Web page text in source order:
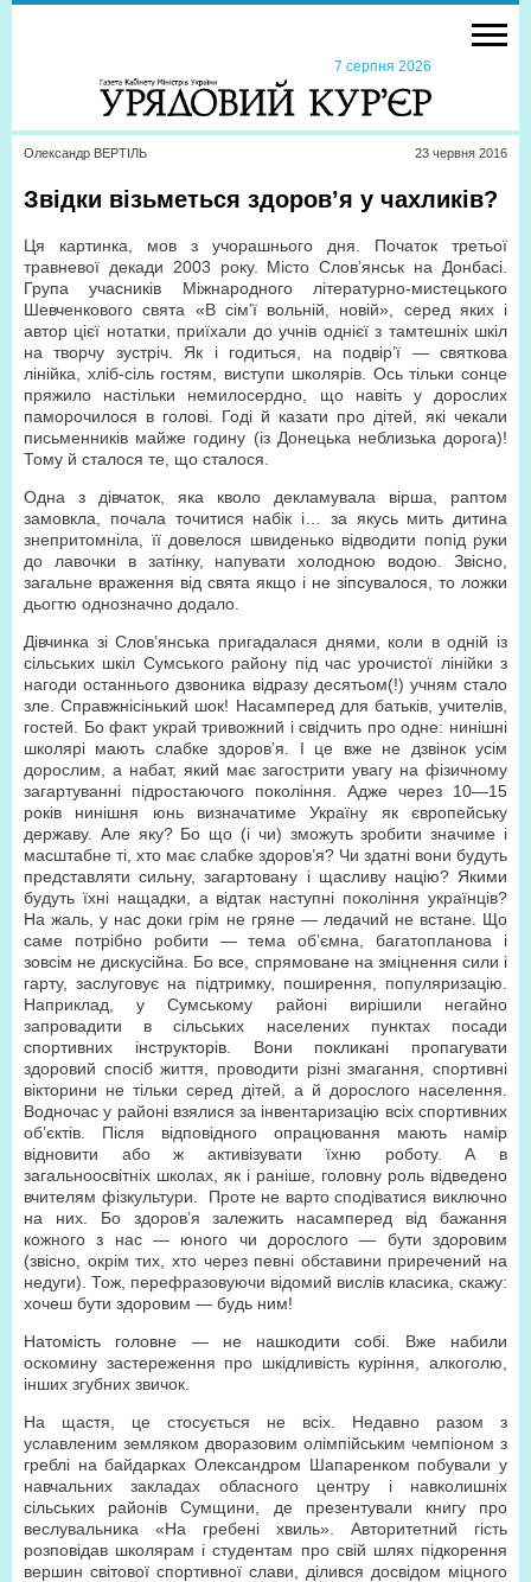
7 серпня 2026
Олександр ВЕРТІЛЬ 23 червня 2016
Звідки візьметься здоров’я у чахликів?
Ця картинка, мов з учорашнього дня. Початок третьої
травневої декади 2003 року. Місто Слов’янськ на Донбасі.
Група учасників Міжнародного літературно-мистецького
Шевченкового свята «В сім’ї вольній, новій», серед яких і
автор цієї нотатки, приїхали до учнів однієї з тамтешніх шкіл
на творчу зустріч. Як і годиться, на подвір’ї — святкова
лінійка, хліб-сіль гостям, виступи школярів. Ось тільки сонце
пряжило настільки немилосердно, що навіть у дорослих
паморочилося в голові. Годі й казати про дітей, які чекали
письменників майже годину (із Донецька неблизька дорога)!
Тому й сталося те, що сталося.
Одна з дівчаток, яка кволо декламувала вірша, раптом
замовкла, почала точитися набік і… за якусь мить дитина
знепритомніла, її довелося швиденько відводити попід руки
до лавочки в затінку, напувати холодною водою. Звісно,
загальне враження від свята якщо і не зіпсувалося, то ложки
дьогтю однозначно додало.
Дівчинка зі Слов’янська пригадалася днями, коли в одній із
сільських шкіл Сумського району під час урочистої лінійки з
нагоди останнього дзвоника відразу десятьом(!) учням стало
зле. Справжнісінький шок! Насамперед для батьків, учителів,
гостей. Бо факт украй тривожний і свідчить про одне: нинішні
школярі мають слабке здоров’я. І це вже не дзвінок усім
дорослим, а набат, який має загострити увагу на фізичному
загартуванні підростаючого покоління. Адже через 10—15
років нинішня юнь визначатиме Україну як європейську
державу. Але яку? Бо що (і чи) зможуть зробити значиме і
масштабне ті, хто має слабке здоров’я? Чи здатні вони будуть
представляти сильну, загартовану і щасливу націю? Якими
будуть їхні нащадки, а відтак наступні покоління українців?
На жаль, у нас доки грім не гряне — ледачий не встане. Що
саме потрібно робити — тема об’ємна, багатопланова і
зовсім не дискусійна. Бо все, спрямоване на зміцнення сили і
гарту, заслуговує на підтримку, поширення, популяризацію.
Наприклад, у Сумському районі вирішили негайно
запровадити в сільських населених пунктах посади
спортивних інструкторів. Вони покликані пропагувати
здоровий спосіб життя, проводити різні змагання, спортивні
вікторини не тільки серед дітей, а й дорослого населення.
Водночас у районі взялися за інвентаризацію всіх спортивних
об’єктів. Після відповідного опрацювання мають намір
відновити або ж активізувати їхню роботу. А в
загальноосвітніх школах, як і раніше, головну роль відведено
вчителям фізкультури. Проте не варто сподіватися виключно
на них. Бо здоров’я залежить насамперед від бажання
кожного з нас — юного чи дорослого — бути здоровим
(звісно, окрім тих, хто через певні обставини приречений на
недуги). Тож, перефразовуючи відомий вислів класика, скажу:
хочеш бути здоровим — будь ним!
Натомість головне — не нашкодити собі. Вже набили
оскомину застереження про шкідливість куріння, алкоголю,
інших згубних звичок.
На щастя, це стосується не всіх. Недавно разом з
уславленим земляком дворазовим олімпійським чемпіоном з
греблі на байдарках Олександром Шапаренком побували у
навчальних закладах обласного центру і навколишніх
сільських районів Сумщини, де презентували книгу про
веслувальника «На гребені хвиль». Авторитетний гість
розповідав школярам і студентам про свій шлях підкорення
вершин світової спортивної слави, ділився досвідом міцного